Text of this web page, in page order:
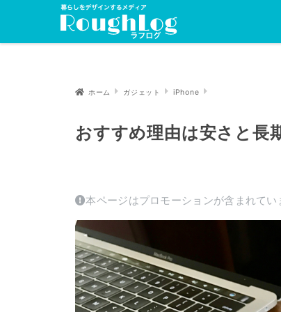
ホーム ガジェット iPhone
おすすめ理由は安さと長
本ページはプロモーションが含まれてい